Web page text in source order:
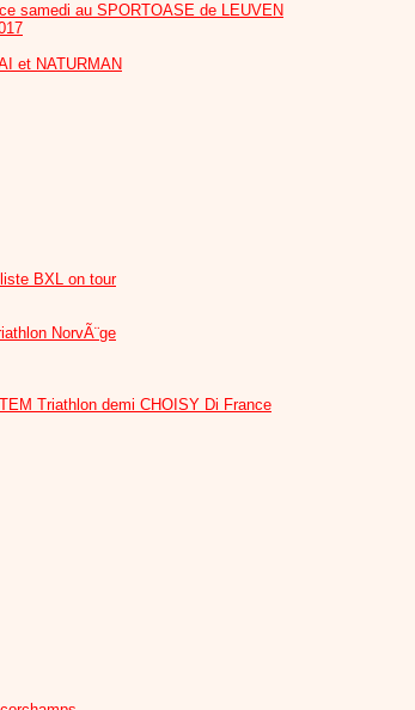
samedi au SPORTOASE de LEUVEN
et NATURMAN
BXL on tour
NorvÃ¨ge
Triathlon demi CHOISY Di France